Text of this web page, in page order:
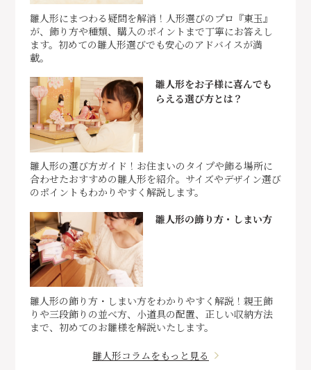
雛人形にまつわる疑問を解消！人形選びのプロ『東玉』
が、飾り方や種類、購入のポイントまで丁寧にお答えし
ます。初めての雛人形選びでも安心のアドバイスが満
載。
雛人形をお子様に喜んでも
らえる選び方とは？
雛人形の選び方ガイド！お住まいのタイプや飾る場所に
合わせたおすすめの雛人形を紹介。サイズやデザイン選び
のポイントもわかりやすく解説します。
雛人形の飾り方・しまい方
雛人形の飾り方・しまい方をわかりやすく解説！親王飾
りや三段飾りの並べ方、小道具の配置、正しい収納方法
まで、初めてのお雛様を解説いたします。
雛人形コラムをもっと見る